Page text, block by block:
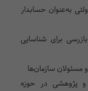
به‌عنوان حسابدار
برای شناسایی
مسئولان سازمان‌ها
پژوهشی در حوزه